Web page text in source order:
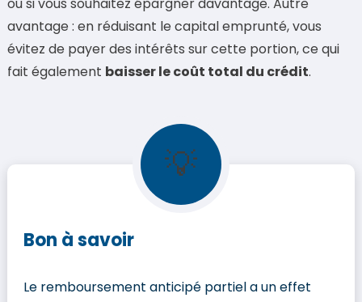
avantage : en réduisant le capital emprunté, vous
évitez de payer des intérêts sur cette portion, ce qui
fait également baisser le coût total du crédit.
💡
Bon à savoir
Le remboursement anticipé partiel a un effet